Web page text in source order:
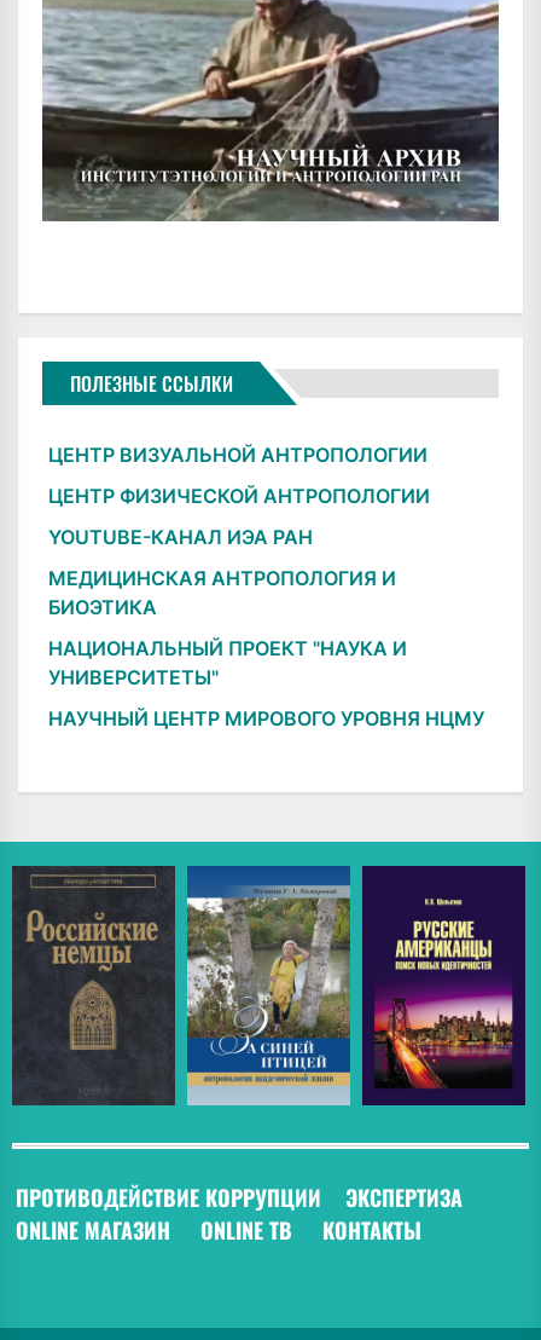
ПОЛЕЗНЫЕ ССЫЛКИ
ЦЕНТР ВИЗУАЛЬНОЙ АНТРОПОЛОГИИ
ЦЕНТР ФИЗИЧЕСКОЙ АНТРОПОЛОГИИ
YOUTUBE-КАНАЛ ИЭА РАН
МЕДИЦИНСКАЯ АНТРОПОЛОГИЯ И
БИОЭТИКА
НАЦИОНАЛЬНЫЙ ПРОЕКТ "НАУКА И
УНИВЕРСИТЕТЫ"
НАУЧНЫЙ ЦЕНТР МИРОВОГО УРОВНЯ НЦМУ
ПРОТИВОДЕЙСТВИЕ КОРРУПЦИИ ЭКСПЕРТИЗА
ONLINE МАГАЗИН
ONLINE ТВ КОНТАКТЫ